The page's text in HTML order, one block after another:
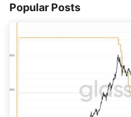
Popular Posts